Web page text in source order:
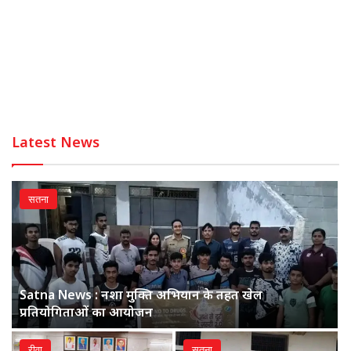
Latest News
सतना
Satna News : नशा मुक्ति अभियान के तहत खेल
प्रतियोगिताओं का आयोजन